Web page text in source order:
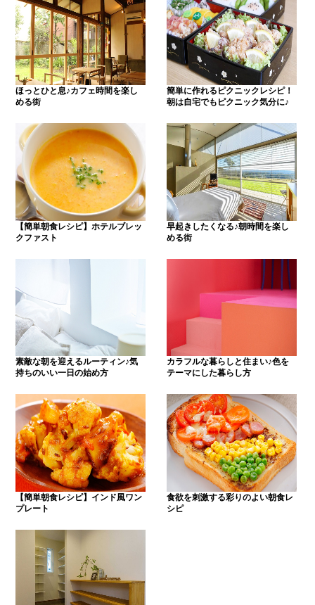
ほっとひと息♪カフェ時間を楽し
める街
簡単に作れるピクニックレシピ！
朝は自宅でもピクニック気分に♪
【簡単朝食レシピ】ホテルブレッ
クファスト
早起きしたくなる♪朝時間を楽し
める街
素敵な朝を迎えるルーティン♪気
持ちのいい一日の始め方
カラフルな暮らしと住まい♪色を
テーマにした暮らし方
【簡単朝食レシピ】インド風ワン
プレート
食欲を刺激する彩りのよい朝食レ
シピ